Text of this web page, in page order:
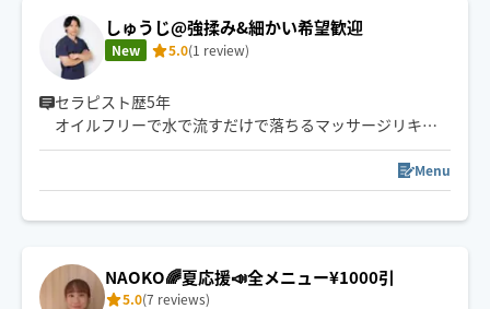
問い合わせいただけますと幸いです☺️
しゅうじ@強揉み&細かい希望歓迎
New 5.0(1 review)
セラピスト歴5年
オイルフリーで水で流すだけで落ちるマッサージリキッ
ド使用。
基本的に9:30〜19:30活動してます。
て応えたいと思ってます。
Menu
NAOKO🌈夏応援📣全メニュー¥1000引
5.0(7 reviews)